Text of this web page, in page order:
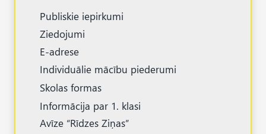
Publiskie iepirkumi
Ziedojumi
E-adrese
Individuālie mācību piederumi
Skolas formas
Informācija par 1. klasi
Avīze “Rīdzes Ziņas”